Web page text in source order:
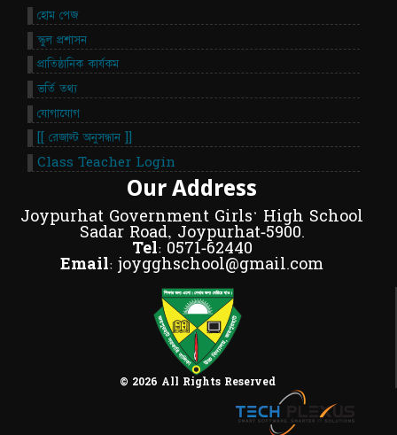
© 2026 All Rights Reserved
Our Address
Joypurhat Government Girls' High School
Sadar Road, Joypurhat-5900.
Tel: 0571-62440
Email: joygghschool@gmail.com
হোম পেজ
স্কুল প্রশাসন
প্রাতিষ্ঠানিক কার্যকম
ভর্তি তথ্য
যোগাযোগ
[[ রেজাল্ট অনুসন্ধান ]]
Class Teacher Login